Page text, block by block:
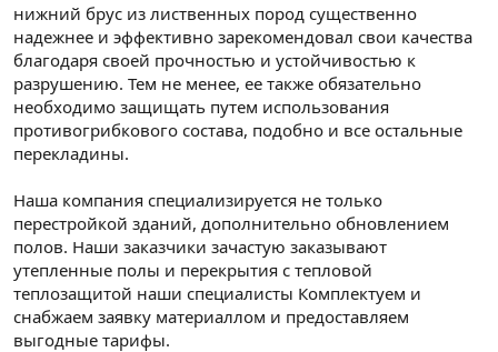
нижний брус из лиственных пород существенно
надежнее и эффективно зарекомендовал свои качества
благодаря своей прочностью и устойчивостью к
разрушению. Тем не менее, ее также обязательно
необходимо защищать путем использования
противогрибкового состава, подобно и все остальные
перекладины.
Наша компания специализируется не только
перестройкой зданий, дополнительно обновлением
полов. Наши заказчики зачастую заказывают
утепленные полы и перекрытия с тепловой
теплозащитой наши специалисты Комплектуем и
снабжаем заявку материаллом и предоставляем
выгодные тарифы.